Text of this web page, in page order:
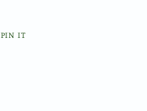
PIN IT